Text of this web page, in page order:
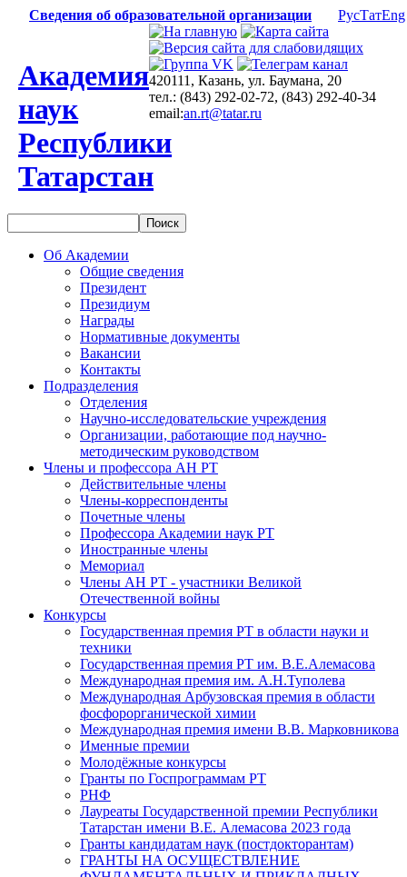
Сведения об образовательной организации РусТатEng
Академия
наук
Республики
Татарстан
420111, Казань, ул. Баумана, 20
тел.: (843) 292-02-72, (843) 292-40-34
email:an.rt@tatar.ru
Об Академии
Общие сведения
Президент
Президиум
Награды
Нормативные документы
Вакансии
Контакты
Подразделения
Отделения
Научно-исследовательские учреждения
Организации, работающие под научно-
методическим руководством
Члены и профессора АН РТ
Действительные члены
Члены-корреспонденты
Почетные члены
Профессора Академии наук РТ
Иностранные члены
Мемориал
Члены АН РТ - участники Великой
Отечественной войны
Конкурсы
Государственная премия РТ в области науки и
техники
Государственная премия РТ им. В.Е.Алемасова
Международная премия им. А.Н.Туполева
Международная Арбузовская премия в области
фосфорорганической химии
Международная премия имени В.В. Марковникова
Именные премии
Молодёжные конкурсы
Гранты по Госпрограммам РТ
РНФ
Лауреаты Государственной премии Республики
Татарстан имени В.Е. Алемасова 2023 года
Гранты кандидатам наук (постдокторантам)
ГРАНТЫ НА ОСУЩЕСТВЛЕНИЕ